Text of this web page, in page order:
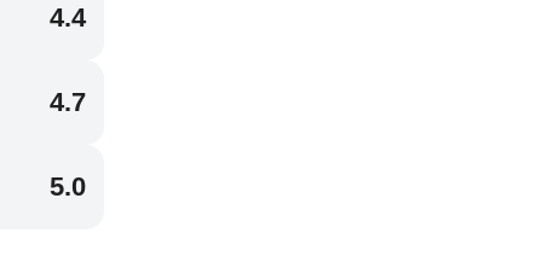
4.4
4.7
5.0